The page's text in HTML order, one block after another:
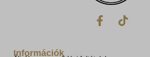
Információk